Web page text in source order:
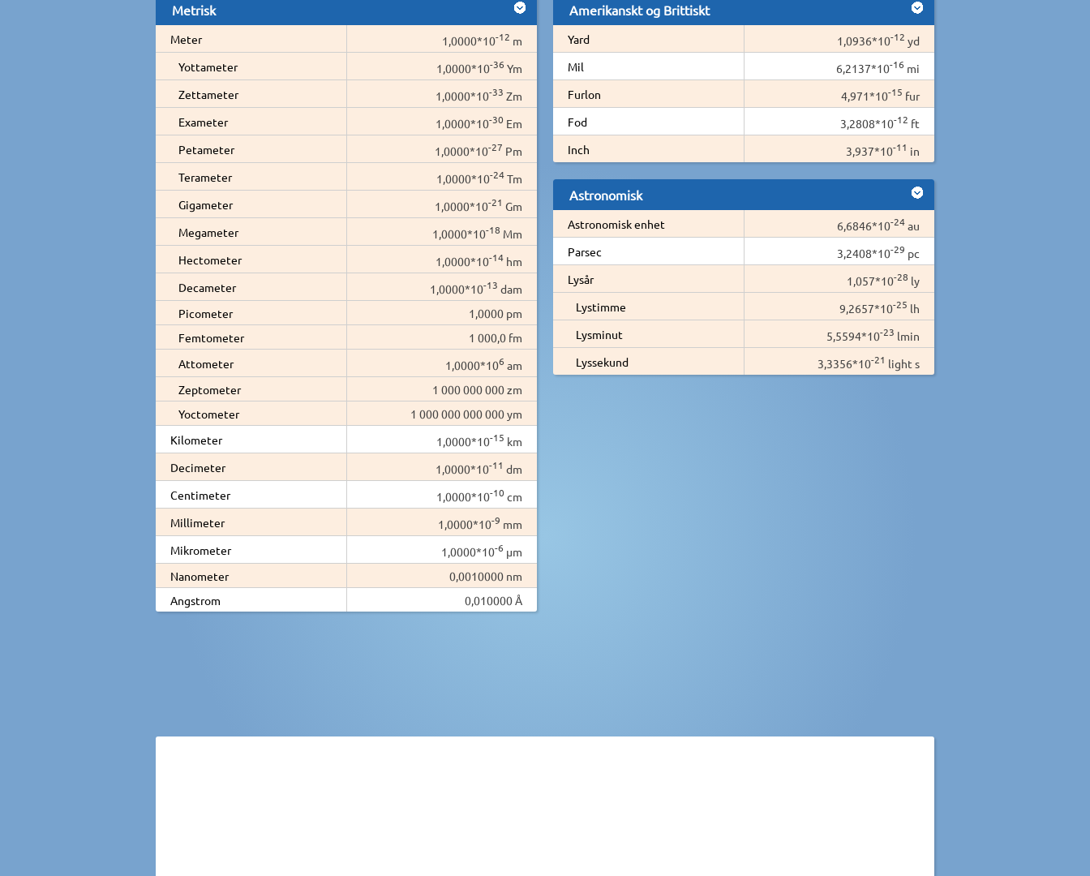
Metrisk
Meter 1,0000*10-12 m
Yottameter
1,0000*10-36 Ym
Zettameter
1,0000*10-33 Zm
Exameter
1,0000*10-30 Em
Petameter
1,0000*10-27 Pm
Terameter
1,0000*10-24Tm
Gigameter
1,0000*10-21 Gm
Megameter
1,0000*10-18 Mm
Hectometer
1,0000*10-14 hm
Decameter
1,0000*10-13 dam
Picometer
1,0000 pm
Femtometer
1 000,0 fm
Attometer
1,0000*106 am
Zeptometer
1 000 000 000 zm
Yoctometer
1 000 000 000 000 ym
Kilometer
1,0000*10-15 km
Decimeter
1,0000*10-11 dm
Centimeter
1,0000*10-10 cm
Millimeter
1,0000*10-9 mm
Mikrometer
1,0000*10-6 µm
Nanometer
0,0010000 nm
Angstrom
0,010000 Å
Amerikanskt og Brittiskt
Yard 1,0936*10-12 yd
Mil
6,2137*10-16 mi
Furlon
4,971*10-15 fur
Fod
3,2808*10-12 ft
Inch
3,937*10-11 in
Astronomisk
Astronomisk enhet 6,6846*10-24au
Parsec
3,2408*10-29 pc
Lysår
1,057*10-28 ly
Lystimme
9,2657*10-25 lh
Lysminut
5,5594*10-23 lmin
Lyssekund
3,3356*10-21 light s